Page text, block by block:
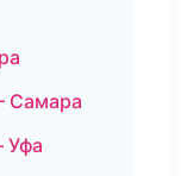
Самара
Уфа